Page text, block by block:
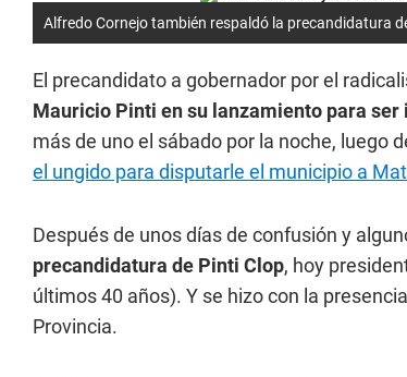
Alfredo Cornejo también respaldó la precandidatura
El precandidato a gobernador por el
Mauricio Pinti en su lanzamiento para ser
más de uno el sábado por la noche, luego
el ungido para disputarle el municipio a
Después de unos días de confusión y
precandidatura de Pinti Clop, hoy
últimos 40 años). Y se hizo con la
Provincia.